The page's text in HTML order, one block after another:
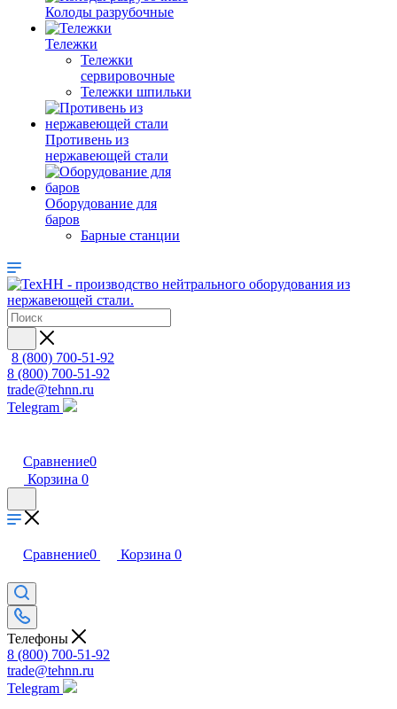
Колоды разрубочные
Тележки
Тележки
сервировочные
Тележки шпильки
Противень из
нержавеющей стали
Оборудование для
баров
Барные станции
8 (800) 700-51-92
8 (800) 700-51-92
trade@tehnn.ru
Telegram
Сравнение0
Корзина 0
Сравнение0 Корзина 0
Телефоны
8 (800) 700-51-92
trade@tehnn.ru
Telegram